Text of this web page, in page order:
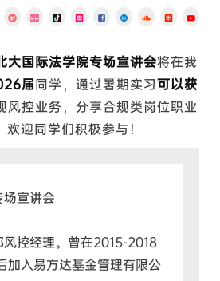
国际法学院专场宣讲会将在我
届同学，通过暑期实习可以获
风控业务，分享合规类岗位职业
迎同学们积极参与！
宣讲会
控经理。曾在2015-2018
加入易方达基金管理有限公